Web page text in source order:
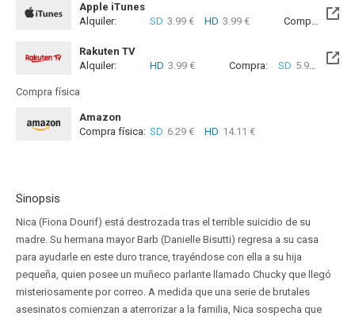
Apple iTunes
Alquiler:
SD 3.99 € HD 3.99 € Compra: SD
Rakuten TV
Alquiler:
HD 3.99 € Compra: SD 5.99 € HD
Compra física
Amazon
Compra física: SD 6.29 € HD 14.11 €
Sinopsis
Nica (Fiona Dourif) está destrozada tras el terrible suicidio de su
madre. Su hermana mayor Barb (Danielle Bisutti) regresa a su casa
para ayudarle en este duro trance, trayéndose con ella a su hija
pequeña, quien posee un muñeco parlante llamado Chucky que llegó
misteriosamente por correo. A medida que una serie de brutales
asesinatos comienzan a aterrorizar a la familia, Nica sospecha que